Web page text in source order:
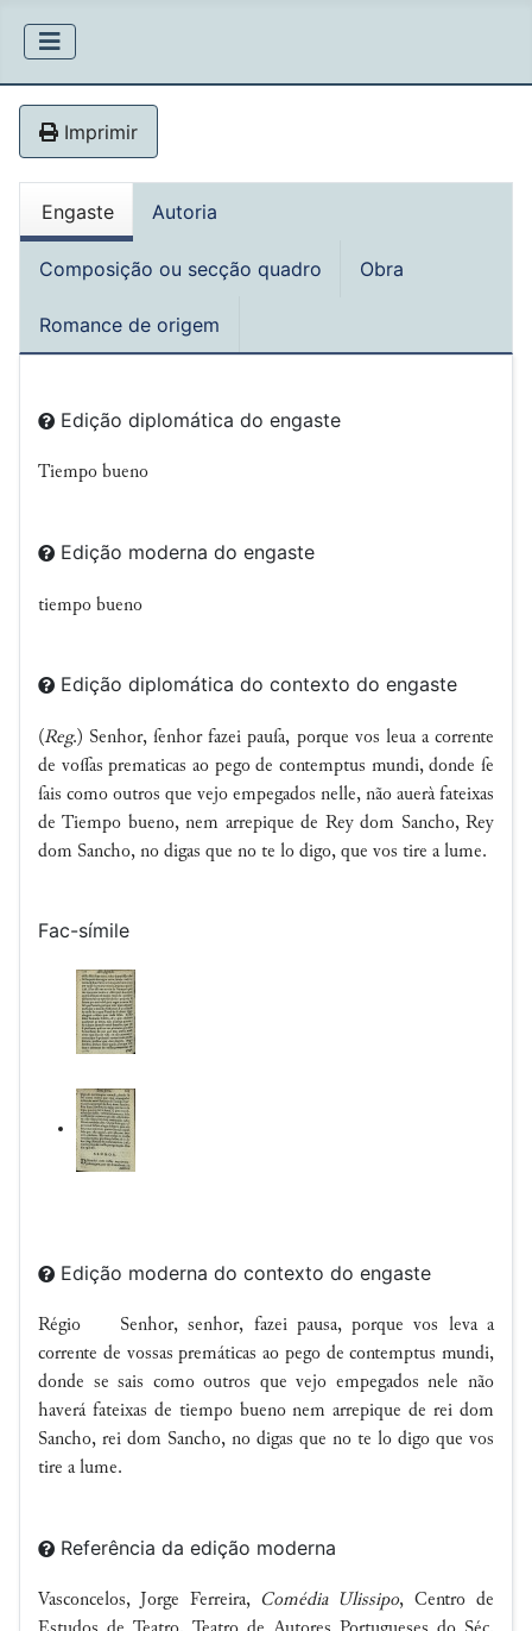
Imprimir
Engaste Autoria
Composição ou secção quadro Obra
Romance de origem
Edição diplomática do engaste
Tiempo bueno
Edição moderna do engaste
tiempo bueno
Edição diplomática do contexto do engaste
(Reg.) Senhor, ſenhor fazei pauſa, porque vos leua a corrente
de voas prematicas ao pego de contemptus mundi, donde ſe
ſais como outros que vejo empegados nelle, não auerà fateixas
de Tiempo bueno, nem arrepique de Rey dom Sancho, Rey
dom Sancho, no digas que no te lo digo, que vos tire a lume.
Fac-símile
Edição moderna do contexto do engaste
Régio Senhor, senhor, fazei pausa, porque vos leva a
corrente de vossas premáticas ao pego de contemptus mundi,
donde se sais como outros que vejo empegados nele não
haverá fateixas de tiempo bueno nem arrepique de rei dom
Sancho, rei dom Sancho, no digas que no te lo digo que vos
tire a lume.
Referência da edição moderna
Vasconcelos, Jorge Ferreira, Comédia Ulissipo, Centro de